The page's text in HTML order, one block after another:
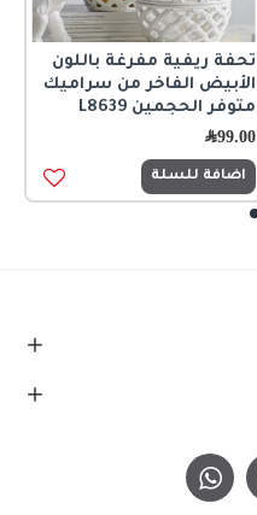
تحفة ريفية مفرغة باللون
الأبيض الفاخر من سراميك
متوفر الحجمين L8639
99.00﷼
اضافة للسلة